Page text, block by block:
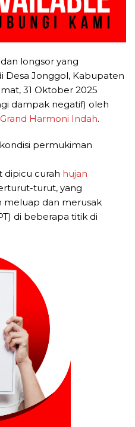
longsor yang
Desa Jonggol, Kabupaten
31 Oktober 2025
dampak negatif) oleh
Grand Harmoni Indah.
permukiman
dipicu curah hujan
turut, yang
meluap dan merusak
di beberapa titik di